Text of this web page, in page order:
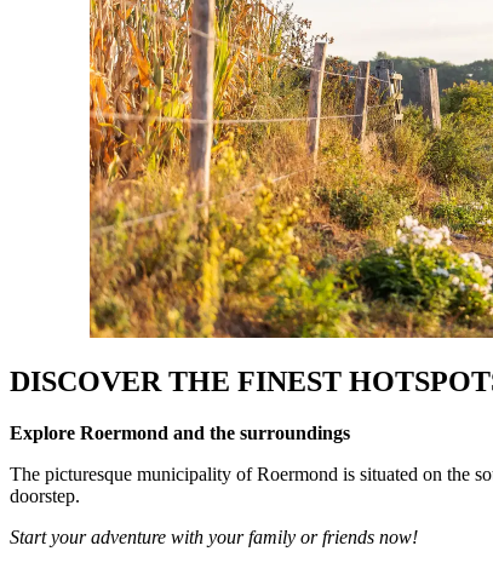
DISCOVER THE FINEST
Explore Roermond and the surroundings
The picturesque municipality of Roermond is situated on the
doorstep.
Start your adventure with your family or friends now!